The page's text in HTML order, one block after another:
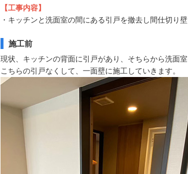
【工事内容】
・キッチンと洗面室の間にある引戸を撤去し間仕切り
施工前
現状、キッチンの背面に引戸があり、そちらから洗面
こちらの引戸なくして、一面壁に施工していきます。